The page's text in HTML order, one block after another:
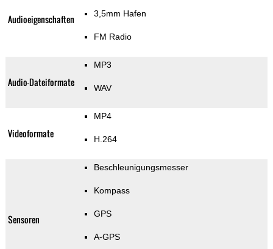
Audioeigenschaften 3,5mm Hafen
FM Radio
Audio-Dateiformate
MP3
WAV
Videoformate
MP4
H.264
Sensoren
Beschleunigungsmesser
Kompass
GPS
A-GPS